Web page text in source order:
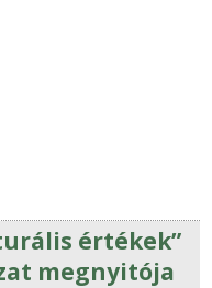
értékek”
megnyitója